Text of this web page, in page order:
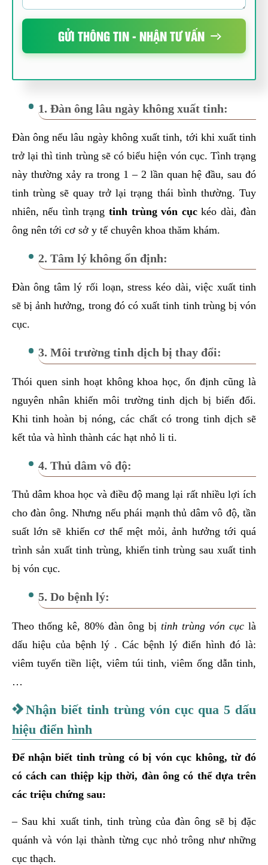
GỬI THÔNG TIN - NHẬN TƯ VẤN
1. Đàn ông lâu ngày không xuất tinh:
Đàn ông nếu lâu ngày không xuất tinh, tới khi xuất tinh
trở lại thì tinh trùng sẽ có biểu hiện vón cục. Tình trạng
này thường xảy ra trong 1 – 2 lần quan hệ đầu, sau đó
tinh trùng sẽ quay trở lại trạng thái bình thường. Tuy
nhiên, nếu tình trạng tinh trùng vón cụckéo dài, đàn
ông nên tới cơ sở y tế chuyên khoa thăm khám.
2. Tâm lý không ổn định:
Đàn ông tâm lý rối loạn, stress kéo dài, việc xuất tinh
sẽ bị ảnh hưởng, trong đó có xuất tinh tinh trùng bị vón
cục.
3. Môi trường tinh dịch bị thay đổi:
Thói quen sinh hoạt không khoa học, ổn định cũng là
nguyên nhân khiến môi trường tinh dịch bị biến đổi.
Khi tinh hoàn bị nóng, các chất có trong tinh dịch sẽ
kết tủa và hình thành các hạt nhỏ li ti.
4. Thủ dâm vô độ:
Thủ dâm khoa học và điều độ mang lại rất nhiều lợi ích
cho đàn ông. Nhưng nếu phái mạnh thủ dâm vô độ, tần
suất lớn sẽ khiến cơ thể mệt mỏi, ảnh hưởng tới quá
trình sản xuất tinh trùng, khiến tinh trùng sau xuất tinh
bị vón cục.
5. Do bệnh lý:
Theo thống kê, 80% đàn ông bị tinh trùng vón cụclà
dấu hiệu của bệnh lý . Các bệnh lý điển hình đó là:
viêm tuyến tiền liệt, viêm túi tinh, viêm ống dẫn tinh,
…
Nhận biết tinh trùng vón cục qua 5 dấu
hiệu điển hình
Để nhận biết tinh trùng có bị vón cục không, từ đó
có cách can thiệp kịp thời, đàn ông có thể dựa trên
các triệu chứng sau:
– Sau khi xuất tinh, tinh trùng của đàn ông sẽ bị đặc
quánh và vón lại thành từng cục nhỏ trông như những
cục thạch.